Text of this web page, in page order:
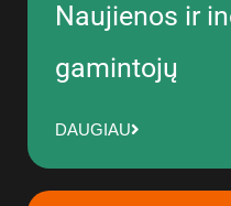
Naujienos ir
gamintojų
DAUGIAU